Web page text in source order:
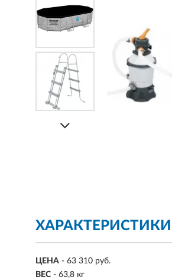
ХАРАКТЕРИСТИКИ
ЦЕНА - 63 310 руб.
ВЕС - 63,8 кг